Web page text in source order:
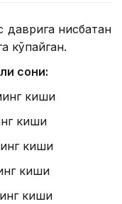
даврига нисбатан
кўпайган.
сони:
киши
киши
киши
киши
киши